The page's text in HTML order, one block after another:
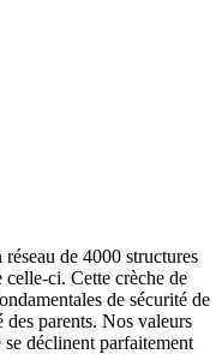
de 4000 structures
celle-ci. Cette crèche de
de sécurité de
des parents. Nos valeurs
se déclinent parfaitement